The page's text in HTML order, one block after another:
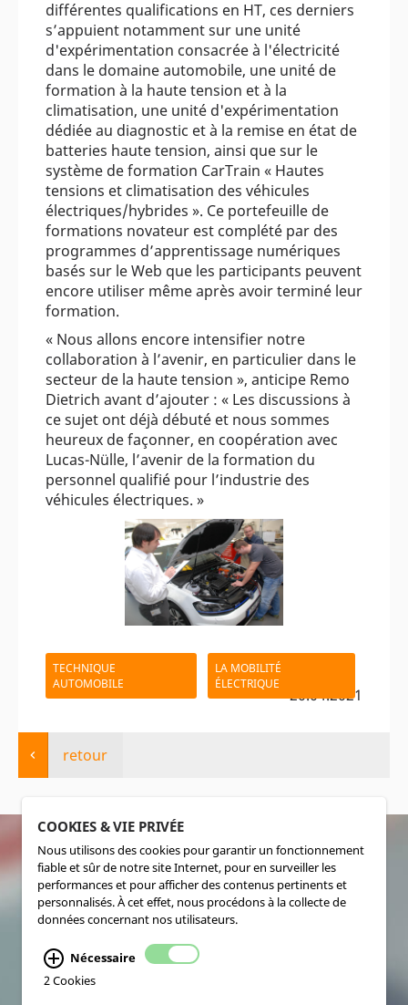
différentes qualifications en HT, ces derniers
s’appuient notamment sur une unité
d'expérimentation consacrée à l'électricité
dans le domaine automobile, une unité de
formation à la haute tension et à la
climatisation, une unité d'expérimentation
dédiée au diagnostic et à la remise en état de
batteries haute tension, ainsi que sur le
système de formation CarTrain « Hautes
tensions et climatisation des véhicules
électriques/hybrides ». Ce portefeuille de
formations novateur est complété par des
programmes d’apprentissage numériques
basés sur le Web que les participants peuvent
encore utiliser même après avoir terminé leur
formation.
« Nous allons encore intensifier notre
collaboration à l’avenir, en particulier dans le
secteur de la haute tension », anticipe Remo
Dietrich avant d’ajouter : « Les discussions à
ce sujet ont déjà débuté et nous sommes
heureux de façonner, en coopération avec
Lucas-Nülle, l’avenir de la formation du
personnel qualifié pour l’industrie des
véhicules électriques. »
TECHNIQUE
AUTOMOBILE
LA MOBILITÉ
ÉLECTRIQUE
- 20.04.2021
retour
SOCIALMEDIA
COOKIES & VIE PRIVÉE
Nous utilisons des cookies pour garantir un fonctionnement
fiable et sûr de notre site Internet, pour en surveiller les
performances et pour afficher des contenus pertinents et
personnalisés. À cet effet, nous procédons à la collecte de
données concernant nos utilisateurs.
Nécessaire
2 Cookies